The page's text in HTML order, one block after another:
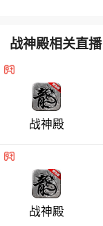
战神殿相关直播
战神殿
战神殿